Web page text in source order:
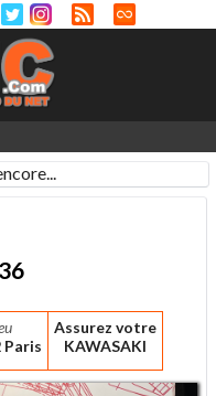
Paris
Assurez votre
KAWASAKI